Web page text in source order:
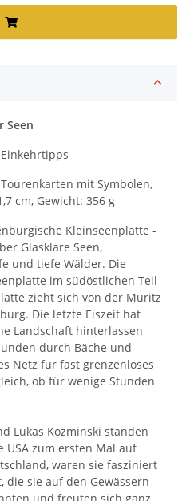
Seen
mit Symbolen,
cm, Gewicht: 356 g
Kleinseenplatte -
Glasklare Seen,
und tiefe Wälder. Die
im südöstlichen Teil
zieht sich von der Müritz
Die letzte Eiszeit hat
Landschaft hinterlassen
durch Bäche und
Netz für fast grenzenloses
ob für wenige Stunden
Lukas Kozminski standen
USA zum ersten Mal auf
waren sie fasziniert
die sie auf den Gewässern